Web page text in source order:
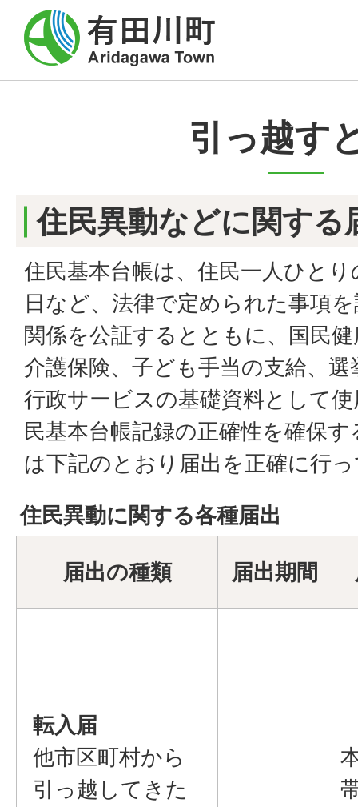
引っ越す
住民異動などに関する
住民基本台帳は、住民一人ひと
日など、法律で定められた事項
関係を公証するとともに、国民
介護保険、子ども手当の支給、
行政サービスの基礎資料として
民基本台帳記録の正確性を確保
は下記のとおり届出を正確に行
住民異動に関する各種届出
届出の種類 届出期間
転入届
他市区町村から
引っ越してきた